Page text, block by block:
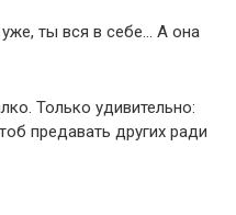
ты вся в себе… А она
Только удивительно:
предавать других ради